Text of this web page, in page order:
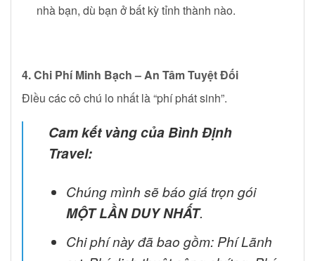
nhà bạn, dù bạn ở bất kỳ tỉnh thành nào.
4. Chi Phí Minh Bạch – An Tâm Tuyệt Đối
Điều các cô chú lo nhất là “phí phát sinh”.
Cam kết vàng của Bình Định
Travel:
Chúng mình sẽ báo giá trọn gói
MỘT LẦN DUY NHẤT.
Chi phí này đã bao gồm: Phí Lãnh